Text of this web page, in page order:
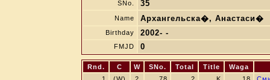
SNo. 35
Name Архангельска�, Анастаси�
Birthday 2002- -
FMJD 0
Rnd. C W SNo. Total Title
Waga